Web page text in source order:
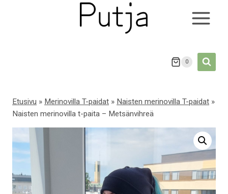
0
Etusivu » Merinovilla T-paidat » Naisten merinovilla T-paidat »
Naisten merinovilla t-paita – Metsänvihreä